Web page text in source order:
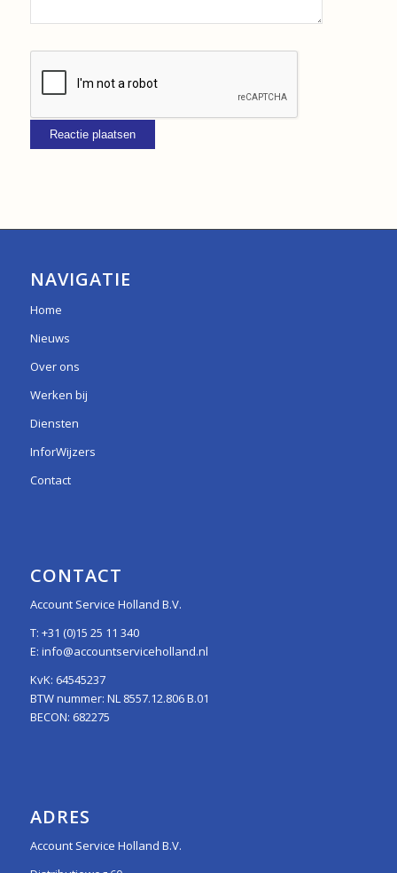
NAVIGATIE
Home
Nieuws
Over ons
Werken bij
Diensten
InforWijzers
Contact
CONTACT
Account Service Holland B.V.
T: +31 (0)15 25 11 340
E: info@accountserviceholland.nl
KvK: 64545237
BTW nummer: NL 8557.12.806 B.01
BECON: 682275
ADRES
Account Service Holland B.V.